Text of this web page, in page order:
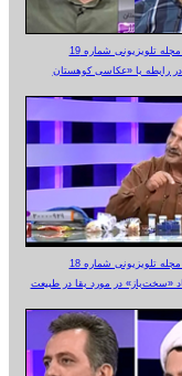
مجله تلویزیونی شماره 19
مجله تلویزیونی شماره 18
«سخت‌باز» در مورد بقا در طبیعت